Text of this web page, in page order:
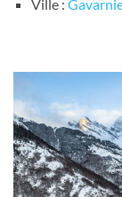
Ville :